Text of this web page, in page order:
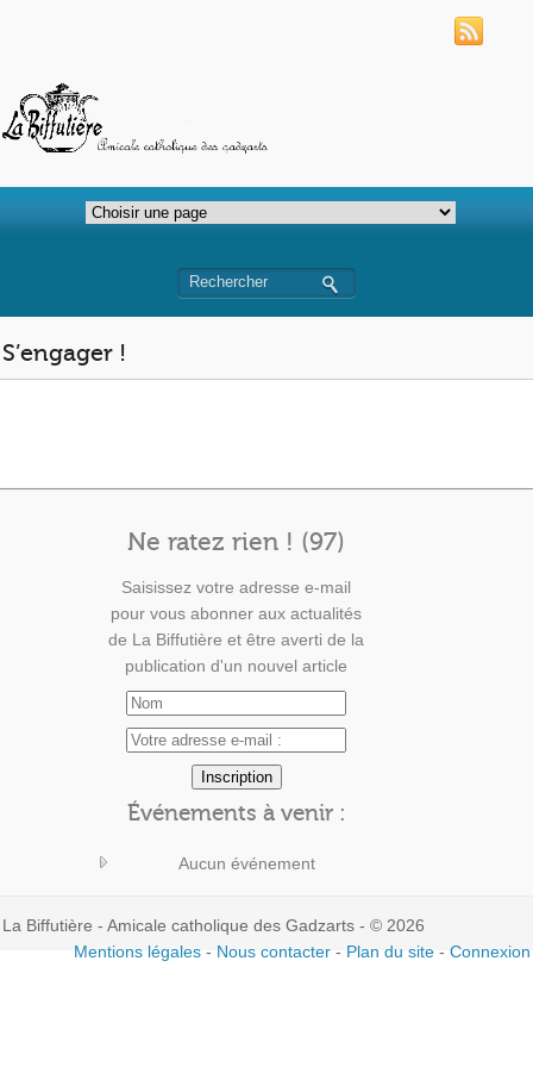
S’engager !
Ne ratez rien ! (97)
Saisissez votre adresse e-mail
pour vous abonner aux actualités
de La Biffutière et être averti de la
publication d'un nouvel article
Événements à venir :
Aucun événement
La Biffutière - Amicale catholique des Gadzarts - © 2026
Mentions légales- Nous contacter- Plan du site- Connexion